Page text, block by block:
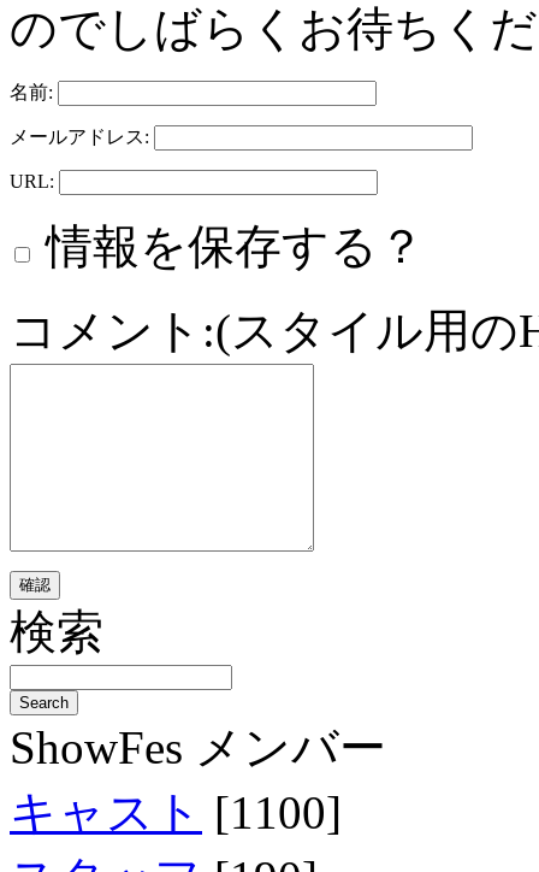
のでしばらくお待ちく
名前:
メールアドレス:
URL:
情報を保存する？
コメント:(スタイル用
検索
ShowFes メンバー
キャスト [1100]